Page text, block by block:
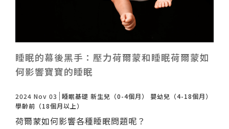
睡眠的幕後黑手：壓力荷爾蒙和睡眠荷爾蒙如
何影響寶寶的睡眠
2024 Nov 03 睡眠基礎 新生兒（0-4個月）
嬰幼兒（4-18個月）
學齡前（18個月以上）
荷爾蒙如何影響各種睡眠問題呢？